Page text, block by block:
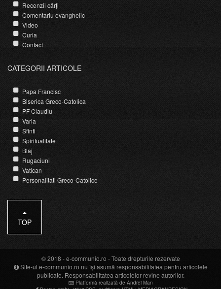
Recenzii cărți
Comentariu evanghelic
Video
Curia
Contact
CATEGORII ARTICOLE
Papa Francisc
Biserica Greco-Catolica
PF Claudiu
Varia
Sfinti
Spiritualitate
Blaj
Rugaciuni
Vatican
Personalitati Greco-Catolice
TOP
© 2018 -e-communio.ro - Toate drepturile rezervate
Site-ul e-communio.ro nu își asumă responsabilitatea pentru articolele
publicate. Responsabilitatea articolelor revine autorilor.
Platformă realizată de Andrei Man